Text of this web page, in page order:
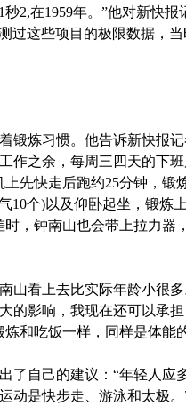
在1959年。”他对新快报
过这些项目的极限数据，
炼习惯。他告诉新快报记
作之余，每周三四天的下
上先快走后跑约25分钟，锻
10个)以及仰卧起坐，锻炼
，钟南山也会带上拉力器
看上去比实际年龄小很多
的影响，我现在还可以承
和吃饭一样，同样是体能
自己的建议：“年轻人应
动是快步走、游泳和太极。